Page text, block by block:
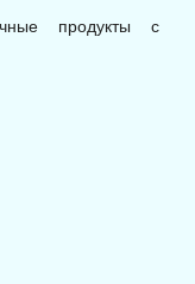
продукты с